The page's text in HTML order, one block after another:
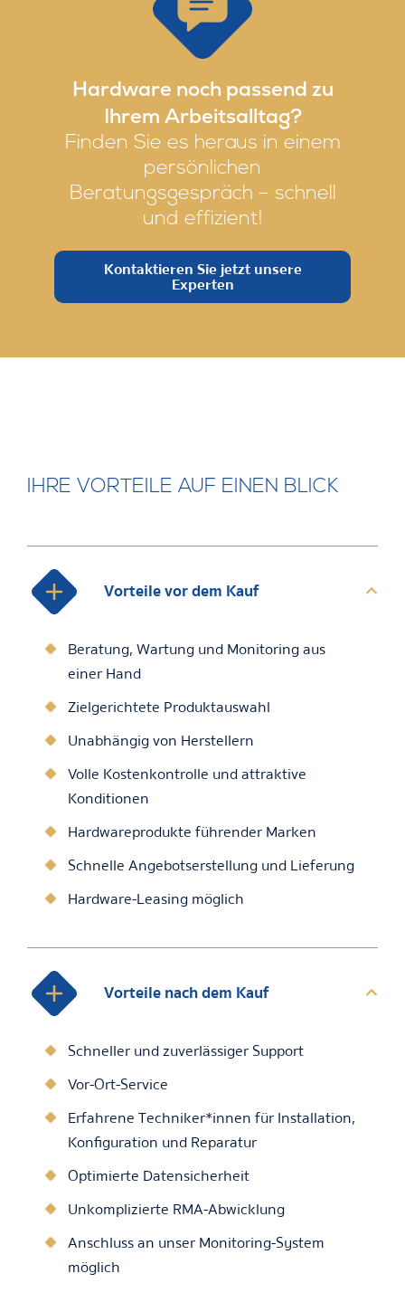
Hardware noch passend zu
Ihrem Arbeitsalltag?
Finden Sie es heraus in einem
persönlichen
Beratungsgespräch – schnell
und effizient!
Kontaktieren Sie jetzt unsere
Experten
IHRE VORTEILE AUF EINEN BLICK
Vorteile vor dem Kauf
Beratung, Wartung und Monitoring aus
einer Hand
Zielgerichtete Produktauswahl
Unabhängig von Herstellern
Volle Kostenkontrolle und attraktive
Konditionen
Hardwareprodukte führender Marken
Schnelle Angebotserstellung und Lieferung
Hardware-Leasing möglich
Vorteile nach dem Kauf
Schneller und zuverlässiger Support
Vor-Ort-Service
Erfahrene Techniker*innen für Installation,
Konfiguration und Reparatur
Optimierte Datensicherheit
Unkomplizierte RMA-Abwicklung
Anschluss an unser Monitoring-System
möglich